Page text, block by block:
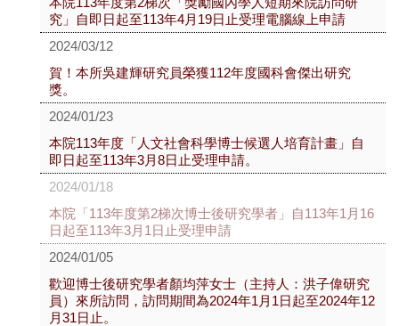
究」自即日起至113年4月19日止受理電腦線上申請
2024/03/12
賀！本所吳建輝研究員榮獲112年度國科會傑出研究
獎。
2024/01/23
本院113年度「人文社會科學博士候選人培育計畫」自
即日起至113年3月8日止受理申請。
2024/01/18
本院「113年度第2梯次博士後研究學者」自113年1月16
日起至113年3月1日止受理申請
2024/01/05
歡迎博士後研究學者顏均萍女士（主持人：洪子偉研究
員）來所訪問，訪問期間為2024年1月1日起至2024年12
月31日止。